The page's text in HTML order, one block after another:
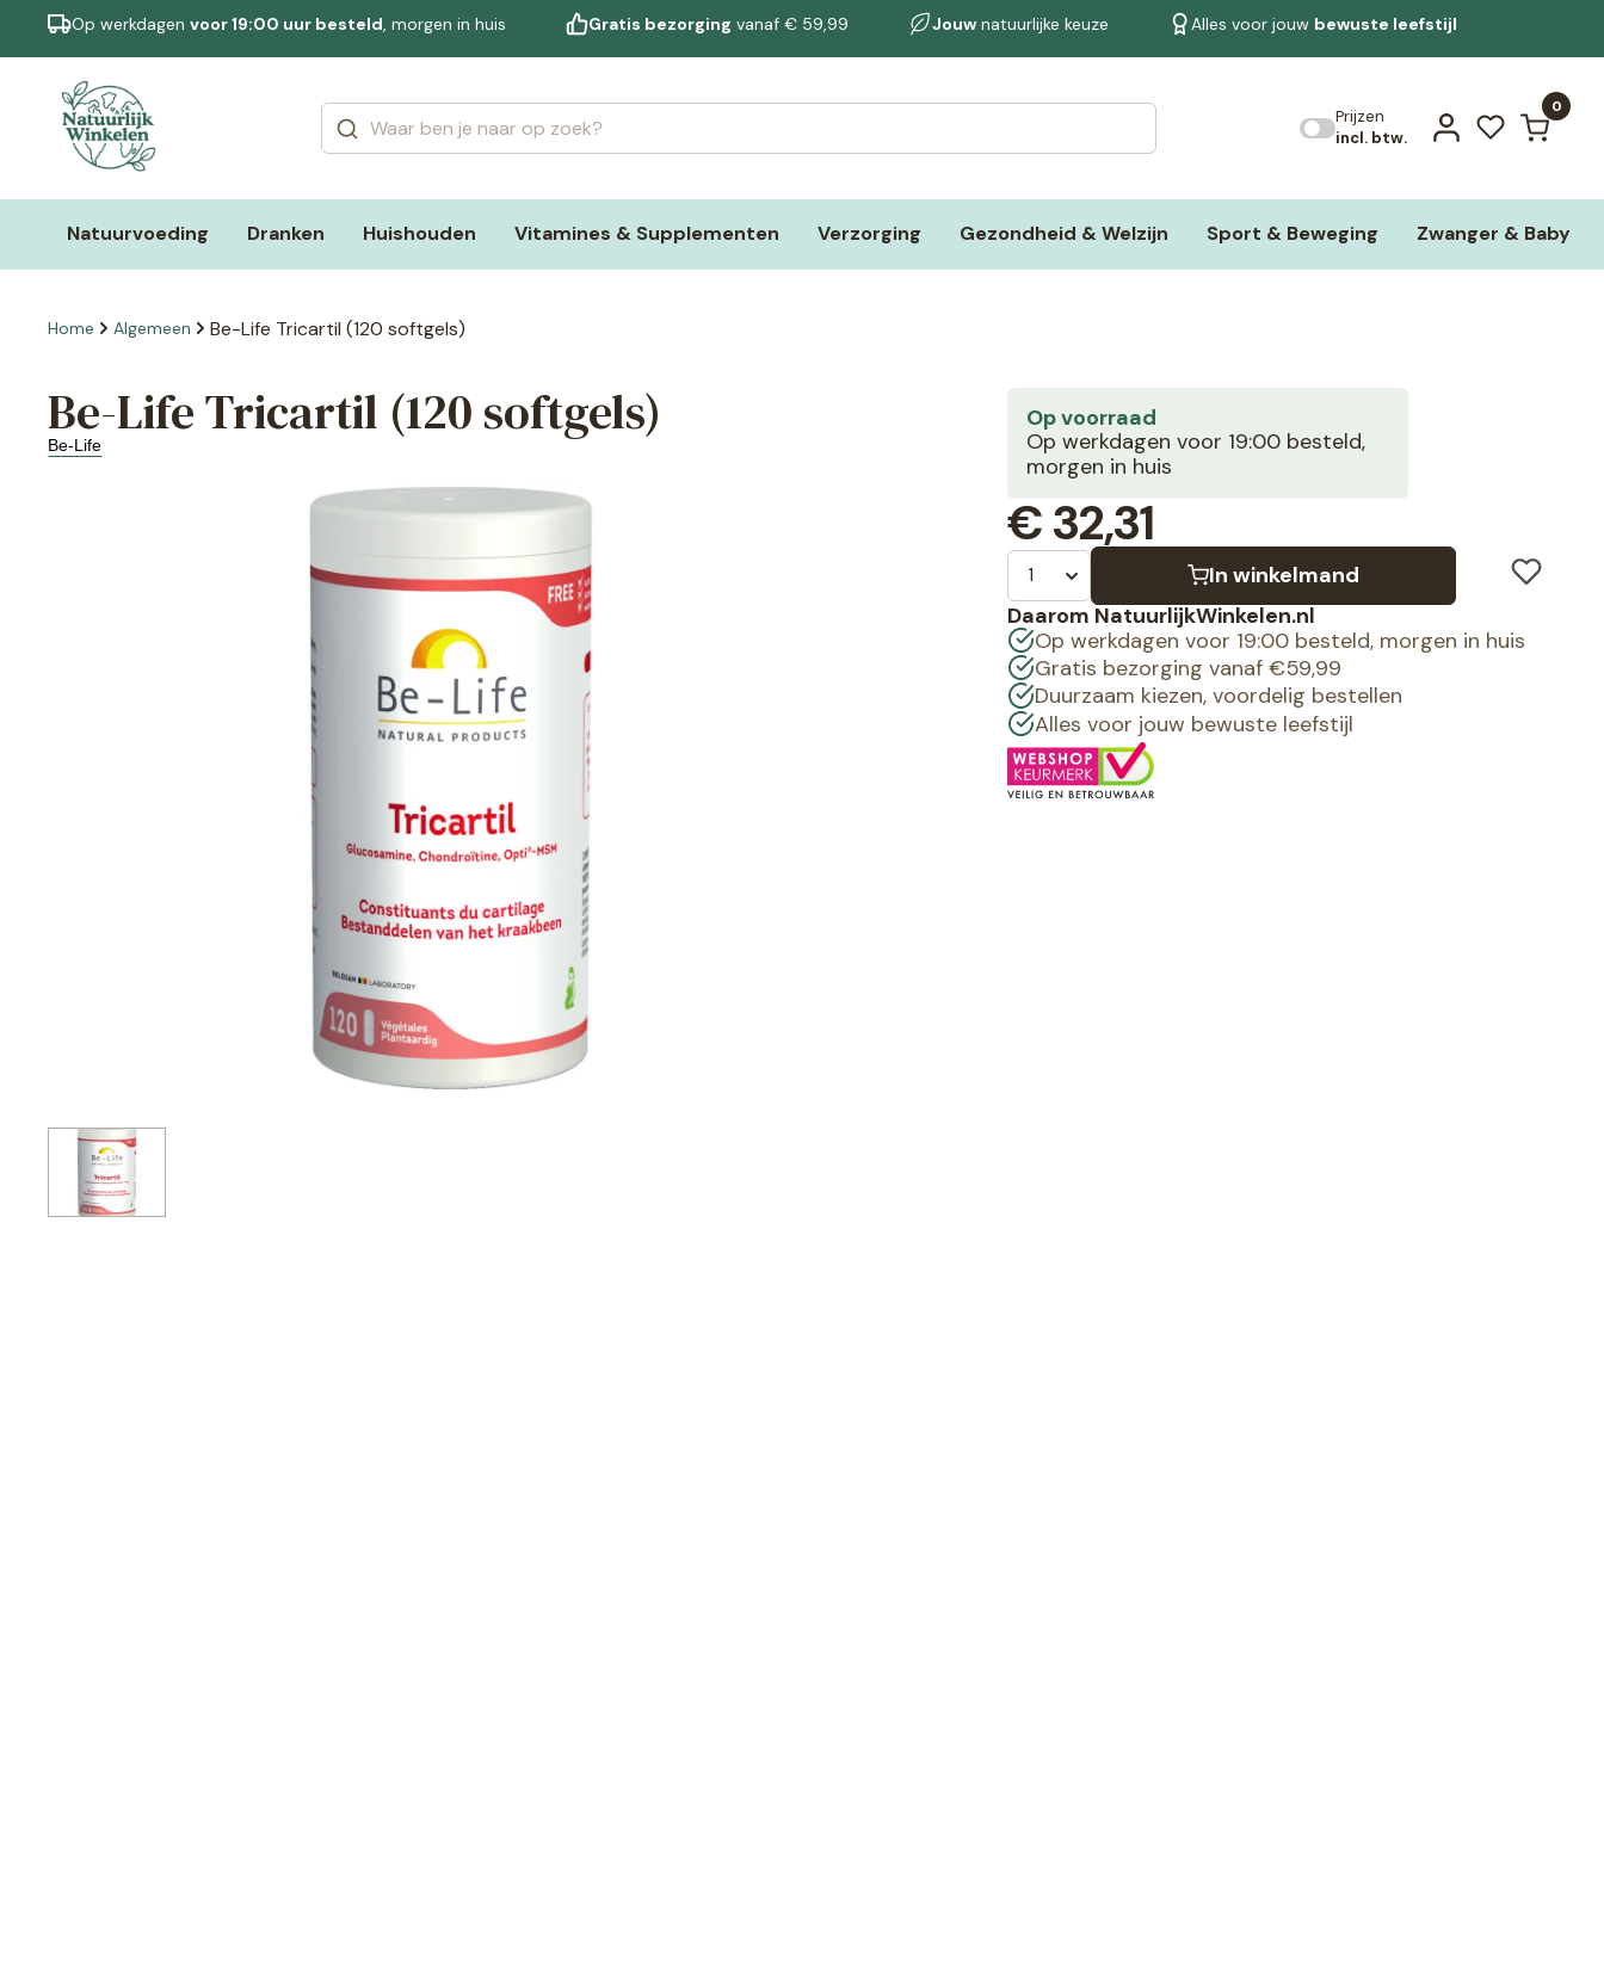
Op werkdagen voor 19:00 uur besteld, morgen in huis Gratis bezorging vanaf € 59,99 Jouwnatuurlijke keuze Alles voor jouw bewuste leefstijl
Prijzen
incl. btw.
0
Natuurvoeding Dranken Huishouden Vitamines & Supplementen Verzorging Gezondheid & Welzijn Sport & Beweging Zwanger & Baby
Bekijk alle resultaten
Home Algemeen Be-Life Tricartil (120 softgels)
Be-Life Tricartil (120 softgels)
Be-Life
Op voorraad
Op werkdagen voor 19:00 besteld,
morgen in huis
€32,31
In winkelmand
Daarom NatuurlijkWinkelen.nl
Op werkdagen voor 19:00 besteld, morgen in huis
Gratis bezorging vanaf €59,99
Duurzaam kiezen, voordelig bestellen
Alles voor jouw bewuste leefstijl